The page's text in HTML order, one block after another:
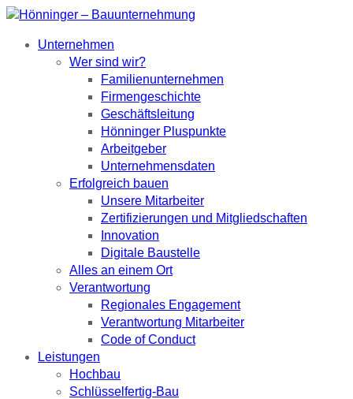
Unternehmen
Wer sind wir?
Familienunternehmen
Firmengeschichte
Geschäftsleitung
Hönninger Pluspunkte
Arbeitgeber
Unternehmensdaten
Erfolgreich bauen
Unsere Mitarbeiter
Zertifizierungen und Mitgliedschaften
Innovation
Digitale Baustelle
Alles an einem Ort
Verantwortung
Regionales Engagement
Verantwortung Mitarbeiter
Code of Conduct
Leistungen
Hochbau
Schlüsselfertig-Bau